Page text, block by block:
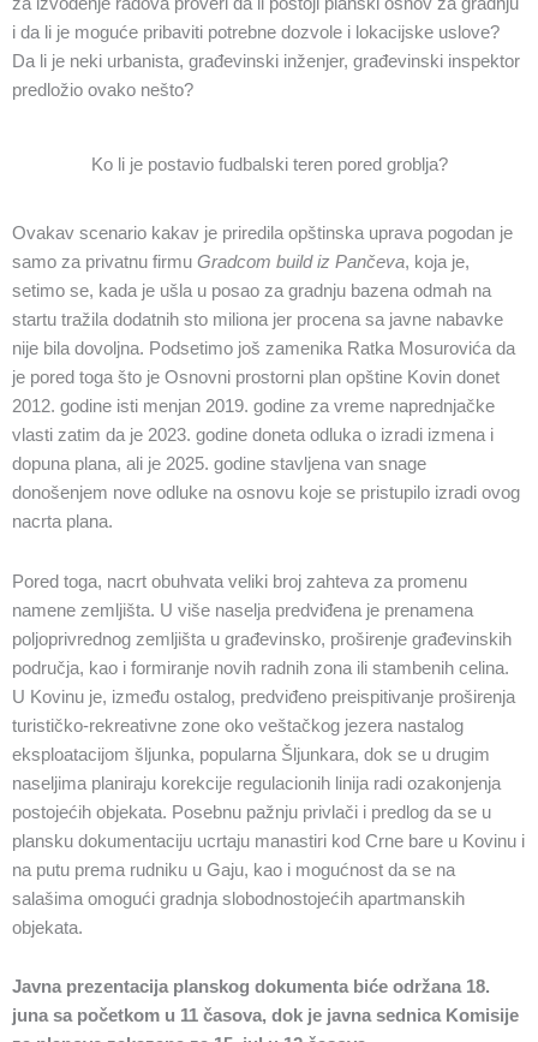
za izvođenje radova proveri da li postoji planski osnov za gradnju
i da li je moguće pribaviti potrebne dozvole i lokacijske uslove?
Da li je neki urbanista, građevinski inženjer, građevinski inspektor
predložio ovako nešto?
Ko li je postavio fudbalski teren pored groblja?
Ovakav scenario kakav je priredila opštinska uprava pogodan je
samo za privatnu firmu Gradcom build iz Pančeva, koja je,
setimo se, kada je ušla u posao za gradnju bazena odmah na
startu tražila dodatnih sto miliona jer procena sa javne nabavke
nije bila dovoljna. Podsetimo još zamenika Ratka Mosurovića da
je pored toga što je Osnovni prostorni plan opštine Kovin donet
2012. godine isti menjan 2019. godine za vreme naprednjačke
vlasti zatim da je 2023. godine doneta odluka o izradi izmena i
dopuna plana, ali je 2025. godine stavljena van snage
donošenjem nove odluke na osnovu koje se pristupilo izradi ovog
nacrta plana.
Pored toga, nacrt obuhvata veliki broj zahteva za promenu
namene zemljišta. U više naselja predviđena je prenamena
poljoprivrednog zemljišta u građevinsko, proširenje građevinskih
područja, kao i formiranje novih radnih zona ili stambenih celina.
U Kovinu je, između ostalog, predviđeno preispitivanje proširenja
turističko-rekreativne zone oko veštačkog jezera nastalog
eksploatacijom šljunka, popularna Šljunkara, dok se u drugim
naseljima planiraju korekcije regulacionih linija radi ozakonjenja
postojećih objekata. Posebnu pažnju privlači i predlog da se u
plansku dokumentaciju ucrtaju manastiri kod Crne bare u Kovinu i
na putu prema rudniku u Gaju, kao i mogućnost da se na
salašima omogući gradnja slobodnostojećih apartmanskih
objekata.
Javna prezentacija planskog dokumenta biće održana 18.
juna sa početkom u 11 časova, dok je javna sednica Komisije